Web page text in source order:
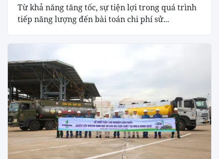
Từ khả năng tăng tốc, sự tiện lợi trong quá trình
tiếp năng lượng đến bài toán chi phí sử...